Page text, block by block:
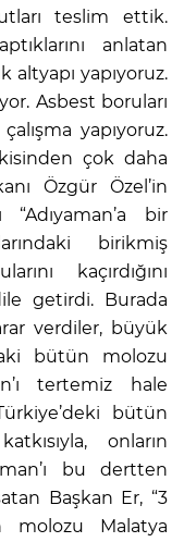
teslim ettik.
anlatan
altyapı yapıyoruz.
Asbest boruları
yapıyoruz.
çok daha
Özgür Özel’in
“Adıyaman’a bir
birikmiş
kaçırdığını
getirdi. Burada
verdiler, büyük
bütün molozu
tertemiz hale
bütün
onların
bu dertten
Başkan Er, “3
Malatya